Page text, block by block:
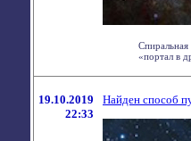
Спиральная
«портал в
19.10.2019
22:33
Найден способ